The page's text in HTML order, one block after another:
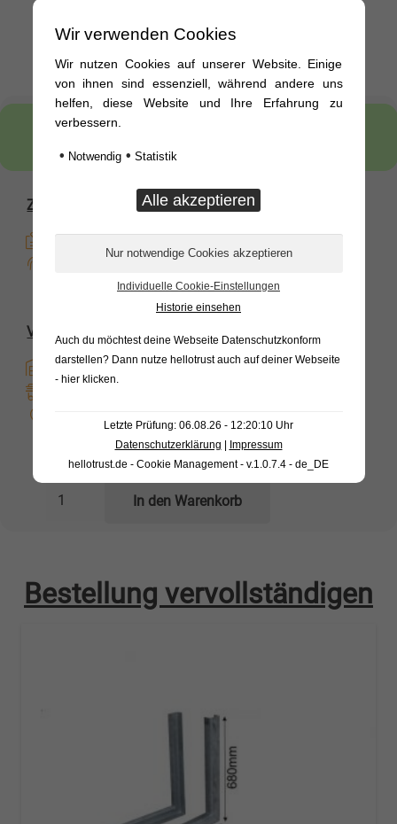
Zahlungsoptionen
Direkte Banküberweisung
Versandoptionen
Sofort Verfügbar
Vor Ort
472,43€ inkl. MwSt.
Edelstahl-
Menge
In den Warenkorb
Bestellung vervollständigen
Wir verwenden Cookies
Wir nutzen Cookies auf unserer Website. Einige
von ihnen sind essenziell, während andere uns
helfen, diese Website und Ihre Erfahrung zu
verbessern.
• Notwendig • Statistik
Individuelle Cookie-Einstellungen
Historie einsehen
Auch du möchtest deine Webseite Datenschutzkonform
darstellen? Dann nutze hellotrust auch auf deiner Webseite
- hier klicken.
Letzte Prüfung: 06.08.26 - 12:20:10 Uhr
Datenschutzerklärung
Impressum
hellotrust.de - Cookie Management - v.1.0.7.4 - de_DE